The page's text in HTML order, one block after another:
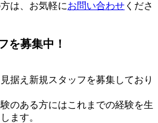
は、お気軽にお問い合わせ くださ
を募集中！
据え新規スタッフを募集しており
のある方にはこれまでの経験を生
ます。